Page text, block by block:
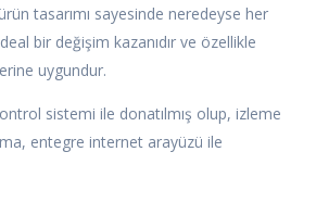
tasarımı sayesinde neredeyse her
bir değişim kazanıdır ve özellikle
uygundur.
sistemi ile donatılmış olup, izleme
entegre internet arayüzü ile